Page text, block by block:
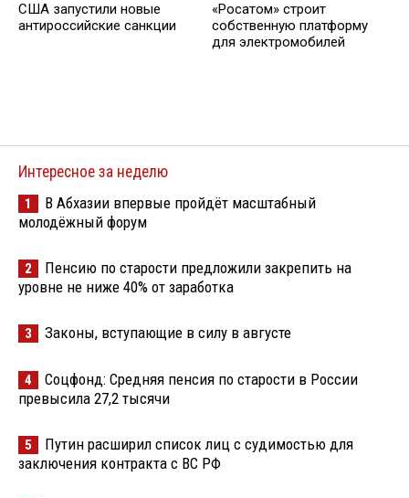
США запустили новые
антироссийские санкции
«Росатом» строит
собственную платформу
для электромобилей
Интересное за неделю
1
В Абхазии впервые пройдёт масштабный
молодёжный форум
2
Пенсию по старости предложили закрепить на
уровне не ниже 40% от заработка
3 Законы, вступающие в силу в августе
4
Соцфонд: Средняя пенсия по старости в России
превысила 27,2 тысячи
5
Путин расширил список лиц с судимостью для
заключения контракта с ВС РФ